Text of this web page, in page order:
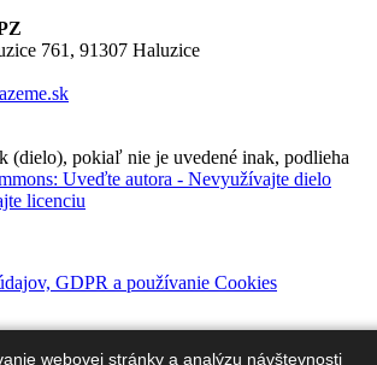
761, 91307 Haluzice
(dielo), pokiaľ nie je uvedené inak, podlieha
Uveďte autora - Nevyužívajte dielo
licenciu
GDPR a používanie Cookies
webovej stránky a analýzu návštevnosti